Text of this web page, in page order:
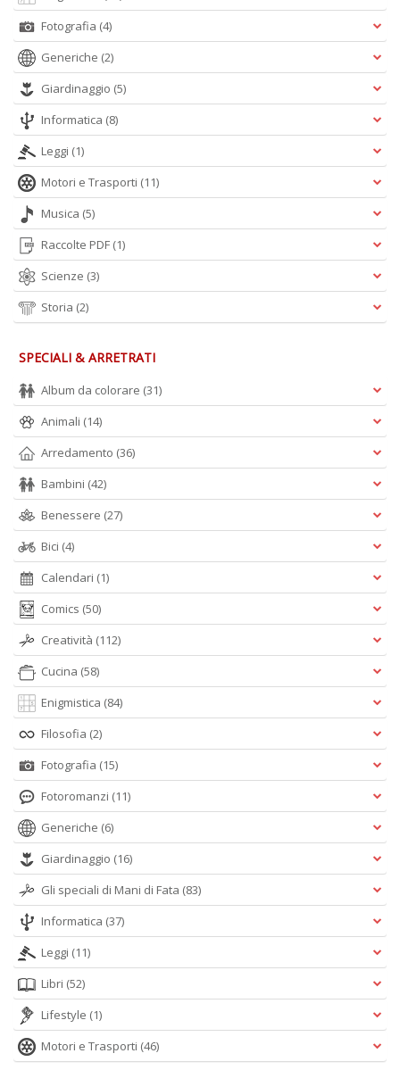
Fotografia (4)
Generiche (2)
Giardinaggio (5)
Informatica (8)
Leggi (1)
Motori e Trasporti (11)
Musica (5)
Raccolte PDF (1)
Scienze (3)
Storia (2)
SPECIALI & ARRETRATI
Album da colorare (31)
Animali (14)
Arredamento (36)
Bambini (42)
Benessere (27)
Bici (4)
Calendari (1)
Comics (50)
Creatività (112)
Cucina (58)
Enigmistica (84)
Filosofia (2)
Fotografia (15)
Fotoromanzi (11)
Generiche (6)
Giardinaggio (16)
Gli speciali di Mani di Fata (83)
Informatica (37)
Leggi (11)
Libri (52)
Lifestyle (1)
Motori e Trasporti (46)